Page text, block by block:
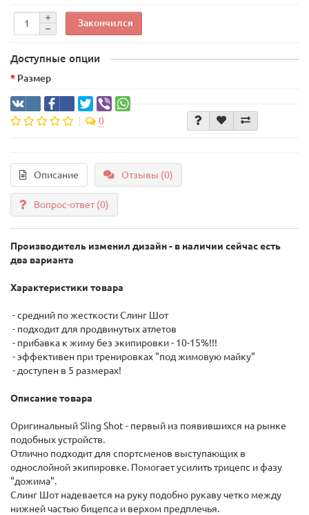
Закончился
Доступные опции
Размер
0
Описание Отзывы (0)
Вопрос-ответ(0)
Производитель изменил дизайн - в наличии сейчас есть
два варианта
Характеристики товара
- средний по жесткости Слинг Шот
- подходит для продвинутых атлетов
- прибавка к жиму без экипировки - 10-15%!!!
- эффективен при тренировках "под жимовую майку"
- доступен в 5 размерах!
Описание товара
Оригинальный Sling Shot - первый из появившихся на рынке
подобных устройств.
Отлично подходит для спортсменов выступающих в
однослойной экипировке. Помогает усилить трицепс и фазу
"дожима".
Слинг Шот надевается на руку подобно рукаву четко между
нижней частью бицепса и верхом предплечья.